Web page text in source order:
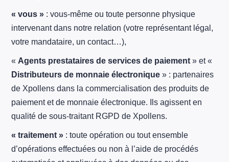
« vous » : vous-même ou toute personne physique
intervenant dans notre relation (votre représentant légal,
votre mandataire, un contact…),
« Agents prestataires de services de paiement » et «
Distributeurs de monnaie électronique » : partenaires
de Xpollens dans la commercialisation des produits de
paiement et de monnaie électronique. Ils agissent en
qualité de sous-traitant RGPD de Xpollens.
« traitement » : toute opération ou tout ensemble
d’opérations effectuées ou non à l’aide de procédés